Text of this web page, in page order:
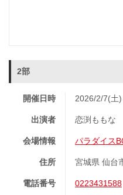
2部
開催日時 2026/2/7(土
出演者 恋渕ももな
会場情報 パラダイス
住所 宮城県 仙台
電話番号 0223431588